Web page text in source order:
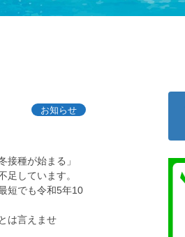
お知らせ
接種が始まる」
足しています。
短でも令和5年10
は言えませ